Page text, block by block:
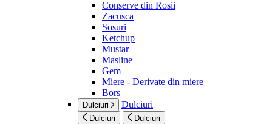
Conserve din Rosii
Zacusca
Sosuri
Ketchup
Mustar
Masline
Gem
Miere - Derivate din miere
Bors
Dulciuri Dulciuri
Dulciuri Dulciuri